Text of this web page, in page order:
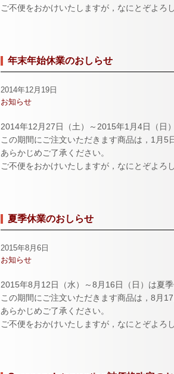
ご不便をおかけいたしますが，なにとぞよろ
年末年始休業のおしらせ
2014年12月19日
お知らせ
2014年12月27日（土）～2015年1月4日（日
この期間にご注文いただきます商品は，1月5
あらかじめご了承ください。
ご不便をおかけいたしますが，なにとぞよろ
夏季休業のおしらせ
2015年8月6日
お知らせ
2015年8月12日（水）～8月16日（日）は夏季
この期間にご注文いただきます商品は，8月
あらかじめご了承ください。
ご不便をおかけいたしますが，なにとぞよろ